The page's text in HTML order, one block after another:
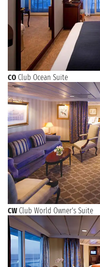
CO Club Ocean Suite
CW Club World Owner's Suite